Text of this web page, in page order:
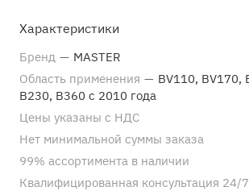
Характеристики
Бренд — MASTER
Область применения — BV110, BV170,
B230, B360 с 2010 года
Цены указаны с НДС
Нет минимальной суммы заказа
99% ассортимента в наличии
Квалифицированная консультация 24/7